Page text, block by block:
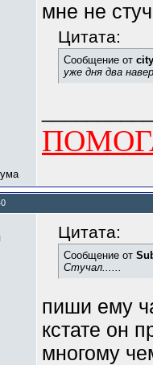
мне не
Цитата:
Сообщение от
уже дня два
Цитата:
Сообщение от
Стучал......
пиши ему
кстате он
многому